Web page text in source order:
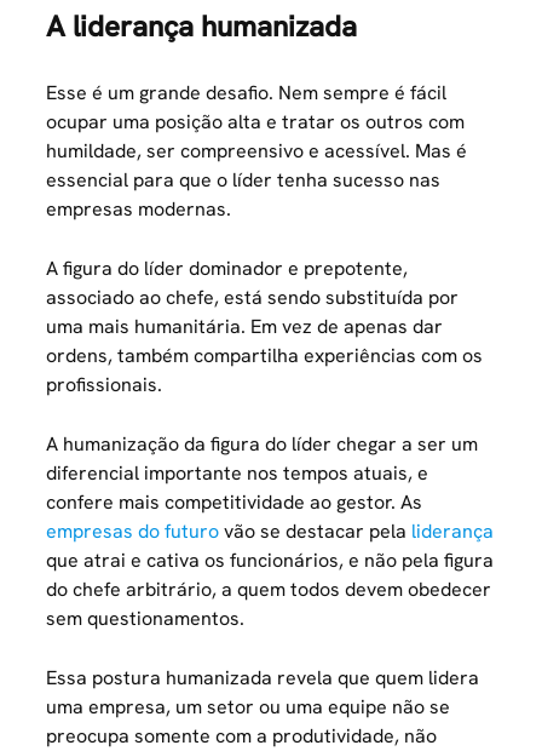
A liderança humanizada
Esse é um grande desafio. Nem sempre é fácil
ocupar uma posição alta e tratar os outros com
humildade, ser compreensivo e acessível. Mas é
essencial para que o líder tenha sucesso nas
empresas modernas.
A figura do líder dominador e prepotente,
associado ao chefe, está sendo substituída por
uma mais humanitária. Em vez de apenas dar
ordens, também compartilha experiências com os
profissionais.
A humanização da figura do líder chegar a ser um
diferencial importante nos tempos atuais, e
confere mais competitividade ao gestor. As
empresas do futurovão se destacar pela liderança
que atrai e cativa os funcionários, e não pela figura
do chefe arbitrário, a quem todos devem obedecer
sem questionamentos.
Essa postura humanizada revela que quem lidera
uma empresa, um setor ou uma equipe não se
preocupa somente com a produtividade, não